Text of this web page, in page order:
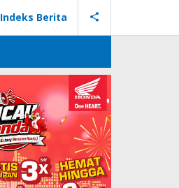
Indeks Berita